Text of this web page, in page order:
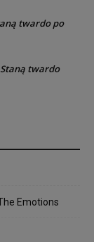
twardo po
twardo
Emotions